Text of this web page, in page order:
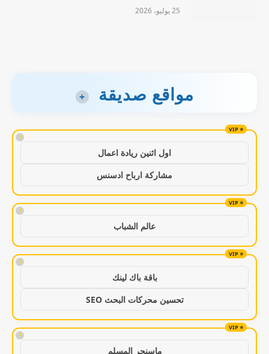
25 يوليو، 2026
مواقع صديقة +
!
اول اثنين ريادة اعمال
مشاركة ارباح ادسنس
!
عالم الشباب
!
باقة باك لينك
تحسين محركات البحث SEO
!
ماسنجر المسلم